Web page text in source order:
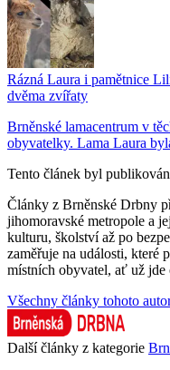
Rázná Laura i pamětnice
dvěma zvířaty
Brněnské lamacentrum v
obyvatelky. Lama Laura
Tento článek byl
Články z Brněnské Drbny
jihomoravské metropole a
kulturu, školství až po
zaměřuje na události,
místních obyvatel, ať už jde
Všechny články tohoto
Další články z kategorie